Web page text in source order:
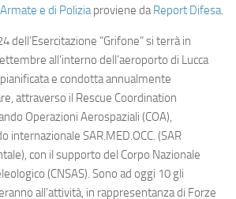
e di Poliziaproviene daReport Difesa.
dell’Esercitazione “Grifone” si terrà in
all’interno dell’aeroporto di Lucca
pianificata e condotta annualmente
attraverso il Rescue Coordination
Operazioni Aerospaziali (COA),
internazionale SAR.MED.OCC. (SAR
con il supporto del Corpo Nazionale
(CNSAS). Sono ad oggi 10 gli
all’attività, in rappresentanza di Forze